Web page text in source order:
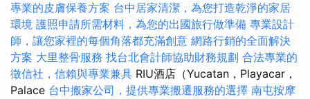
專業的皮膚保養方案 台中居家清潔，為您打造乾淨的家居
環境 護照申請所需材料，為您的出國旅行做準備 專業設計
師，讓您家裡的每個角落都充滿創意 網路行銷的全面解決
方案 大里整骨服務 找台北會計師協助財務規劃 合法專業的
徵信社，信賴與專業兼具 RIU酒店（Yucatan，Playacar，
Palace 台中搬家公司，提供專業搬遷服務的選擇 南屯按摩